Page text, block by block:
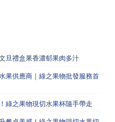
旦禮盒果香濃郁果肉多汁
果供應商｜綠之果物批發服務首
綠之果物現切水果杯隨手帶走